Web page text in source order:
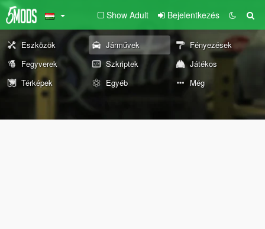
Show Adult Bejelentkezés
Eszközök Járművek
Fényezések
Fegyverek
Szkriptek
Játékos
Térképek
Egyéb Még